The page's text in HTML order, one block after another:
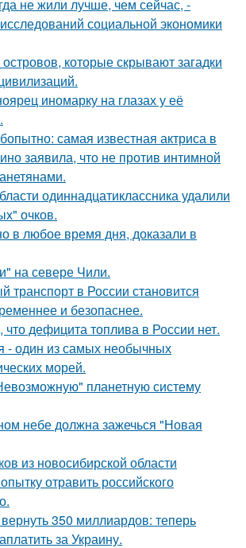
не жили лучше, чем сейчас, -
социальной экономики
которые скрывают загадки
иномарку на глазах у её
самая известная актриса в
заявила, что не против интимной
одиннадцатиклассника удалили
очков.
в любое время дня, доказали в
на севере Чили.
транспорт в России становится
и безопаснее.
что дефицита топлива в России нет.
- один из самых необычных
морей.
планетную систему
небе должна зажечься "Новая
из новосибирской области
отравить российского
350 миллиардов: теперь
за Украину.